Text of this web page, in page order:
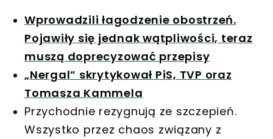
Wprowadzili łagodzenie obostrzeń.
Pojawiły się jednak wątpliwości, teraz
muszą doprecyzować przepisy
„Nergal” skrytykował PiS, TVP oraz
Tomasza Kammela
Przychodnie rezygnują ze szczepień.
Wszystko przez chaos związany z